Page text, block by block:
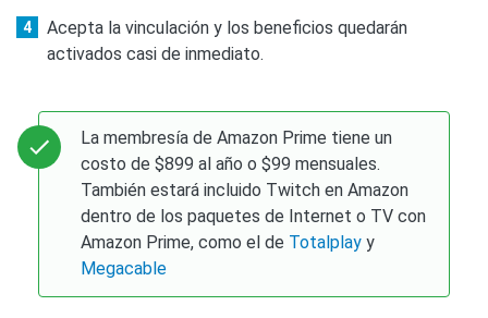
Acepta la vinculación y los beneficios quedarán
activados casi de inmediato.
La membresía de Amazon Prime tiene un
costo de $899 al año o $99 mensuales.
También estará incluido Twitch en Amazon
dentro de los paquetes de Internet o TV con
Amazon Prime, como el de Totalplay y
Megacable